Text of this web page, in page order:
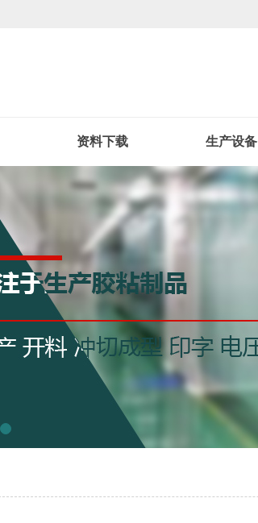
资料下载 生产设备